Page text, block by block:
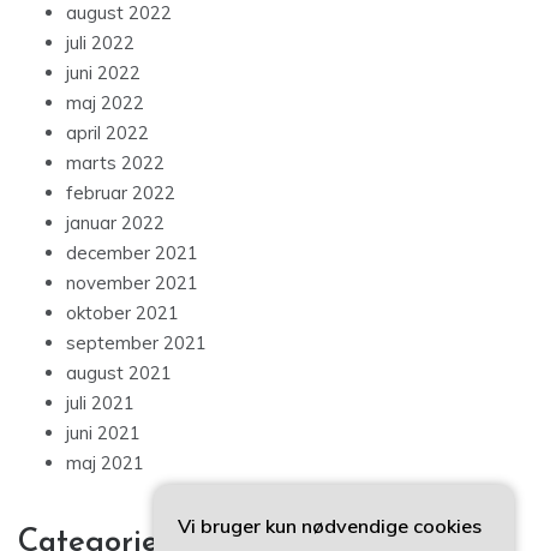
august 2022
juli 2022
juni 2022
maj 2022
april 2022
marts 2022
februar 2022
januar 2022
december 2021
november 2021
oktober 2021
september 2021
august 2021
juli 2021
juni 2021
maj 2021
Categories
Vi bruger kun nødvendige cookies